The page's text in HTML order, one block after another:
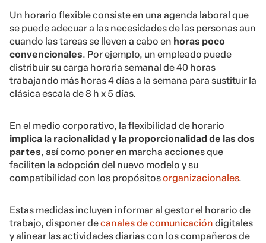
Un horario flexible consiste en una agenda laboral que
se puede adecuar a las necesidades de las personas aun
cuando las tareas se lleven a cabo en horas poco
convencionales. Por ejemplo, un empleado puede
distribuir su carga horaria semanal de 40 horas
trabajando más horas 4 días a la semana para sustituir la
clásica escala de 8 h x 5 días.
En el medio corporativo, la flexibilidad de horario
implica la racionalidad y la proporcionalidad de las dos
partes, así como poner en marcha acciones que
faciliten la adopción del nuevo modelo y su
compatibilidad con los propósitosorganizacionales.
Estas medidas incluyen informar al gestor el horario de
trabajo, disponer decanales de comunicación digitales
y alinear las actividades diarias con los compañeros de